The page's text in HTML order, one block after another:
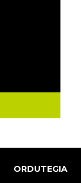
ORDUTEGIA